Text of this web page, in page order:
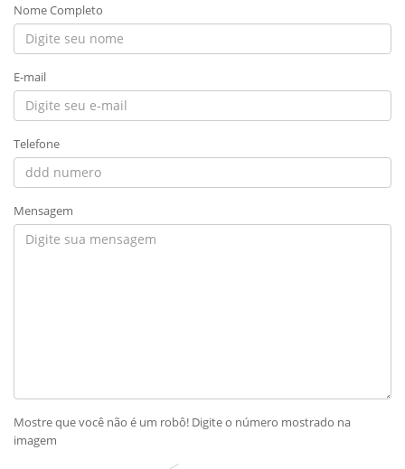
Nome Completo
E-mail
Telefone
Mensagem
Mostre que você não é um robô! Digite o número mostrado na
imagem